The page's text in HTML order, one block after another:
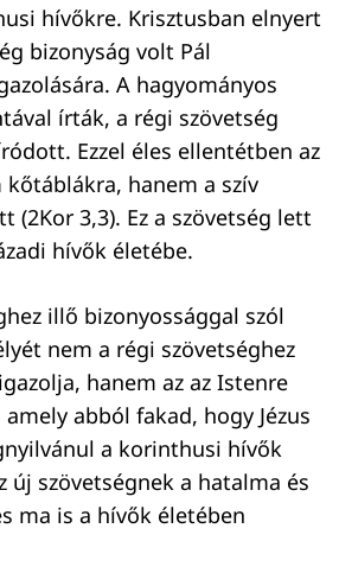
hívőkre. Krisztusban elnyert
bizonyság volt Pál
A hagyományos
írták, a régi szövetség
Ezzel éles ellentétben az
kőtáblákra, hanem a szív
(2Kor 3,3). Ez a szövetség lett
hívők életébe.
illő bizonyossággal szól
nem a régi szövetséghez
hanem az az Istenre
abból fakad, hogy Jézus
a korinthusi hívők
új szövetségnek a hatalma és
ma is a hívők életében